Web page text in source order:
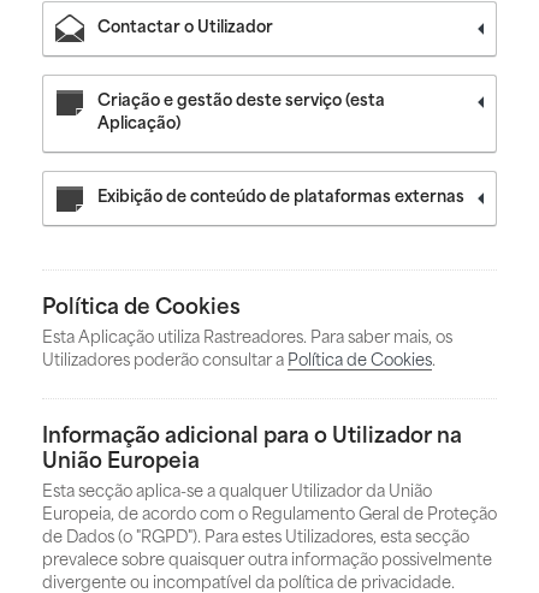
Contactar o Utilizador
Criação e gestão deste serviço (esta
Aplicação)
Exibição de conteúdo de plataformas externas
Política de Cookies
Esta Aplicação utiliza Rastreadores. Para saber mais, os
Utilizadores poderão consultar a Política de Cookies.
Informação adicional para o Utilizador na
União Europeia
Esta secção aplica-se a qualquer Utilizador da União
Europeia, de acordo com o Regulamento Geral de Proteção
de Dados (o "RGPD"). Para estes Utilizadores, esta secção
prevalece sobre quaisquer outra informação possivelmente
divergente ou incompatível da política de privacidade.